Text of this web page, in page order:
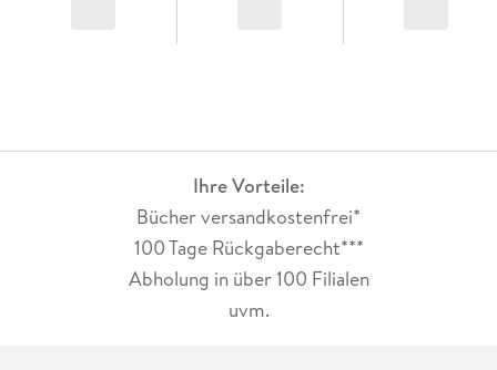
Ihre Vorteile:
Bücher versandkostenfrei*
100 Tage Rückgaberecht***
Abholung in über 100 Filialen
uvm.